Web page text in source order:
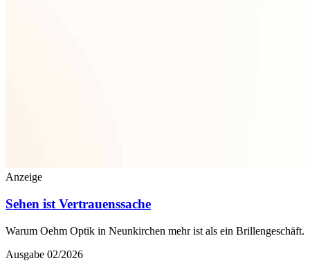
Anzeige
Sehen ist Vertrauenssache
Warum Oehm Optik in Neunkirchen mehr ist als ein Brillengeschäft.
Ausgabe 02/2026